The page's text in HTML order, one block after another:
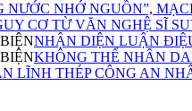
NƯỚC NHỚ NGUỒN”,
CƠ TỪ VĂN NGHỆ SĨ
NHẬN DIỆN LUẬN
KHÔNG THỂ NHÂN
LĨNH THÉP CÔNG AN